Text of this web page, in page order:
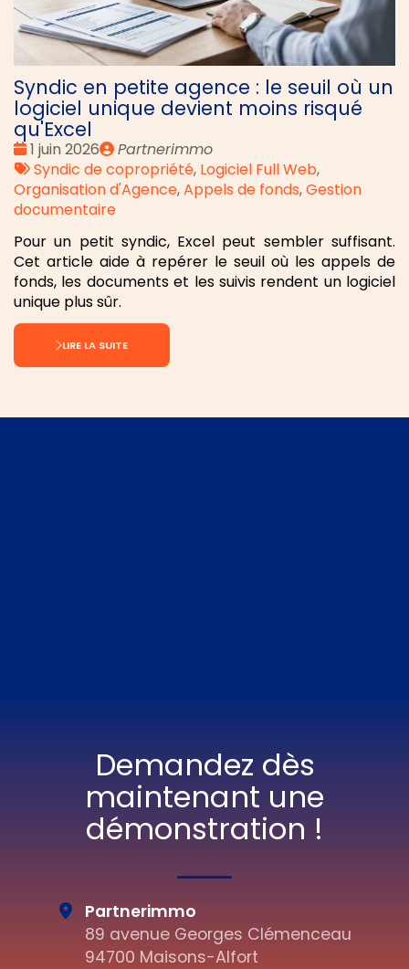
Syndic en petite agence : le seuil où un
logiciel unique devient moins risqué
qu'Excel
Date
:
1 juin 2026
Publié
par
Partnerimmo
Tags
:
Syndic de copropriété, Logiciel Full Web,
Organisation d'Agence,Appels de fonds,Gestion
documentaire
Pour un petit syndic, Excel peut sembler suffisant.
Cet article aide à repérer le seuil où les appels de
fonds, les documents et les suivis rendent un logiciel
unique plus sûr.
LIRE LA SUITE
Demandez dès
maintenant une
démonstration !
Partnerimmo
89 avenue Georges Clémenceau
94700 Maisons-Alfort